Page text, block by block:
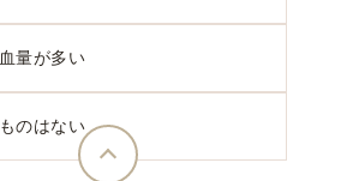
量が多い
のはない